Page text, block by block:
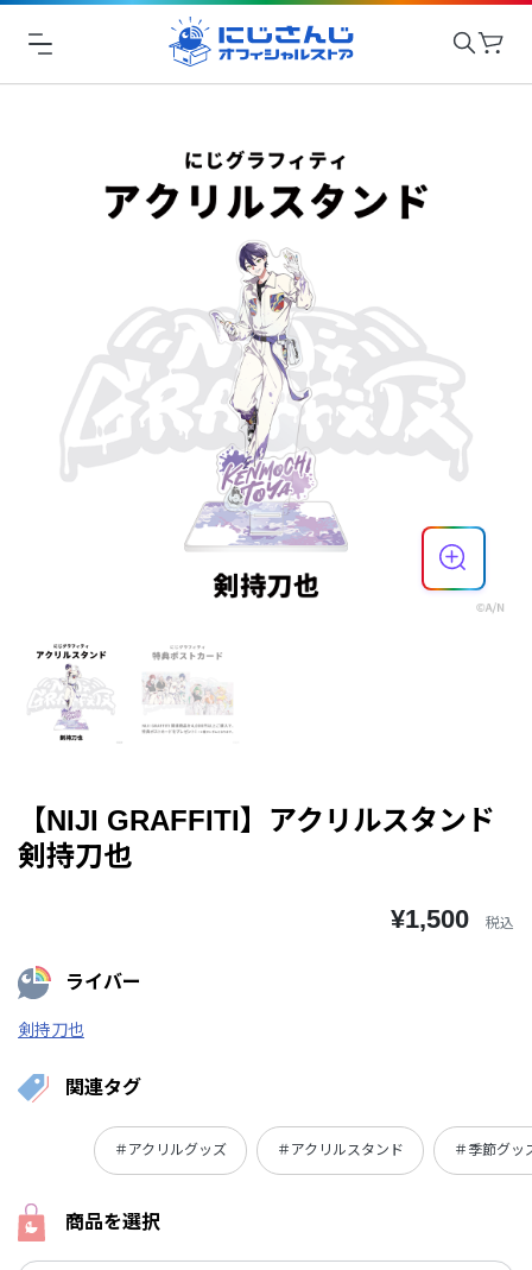
【NIJI GRAFFITI】アクリルスタンド
剣持刀也
¥1,500 税込
ライバー
剣持刀也
関連タグ
＃アクリルグッズ ＃アクリルスタンド ＃季節グッ
商品を選択